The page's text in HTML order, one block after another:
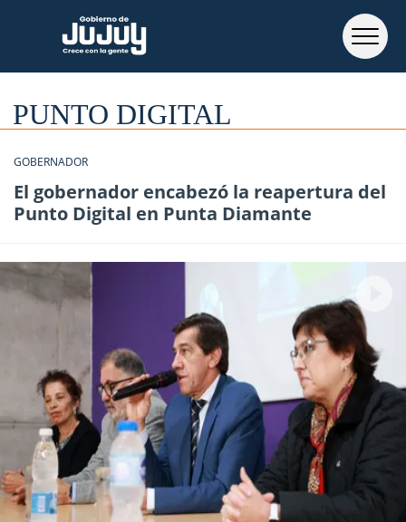
PUNTO DIGITAL
GOBERNADOR
El gobernador encabezó la reapertura del
Punto Digital en Punta Diamante